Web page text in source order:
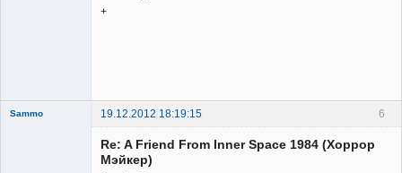
+
6
Sammo
19.12.2012 18:19:15
Re: A Friend From Inner Space 1984 (Хоррор
Мэйкер)